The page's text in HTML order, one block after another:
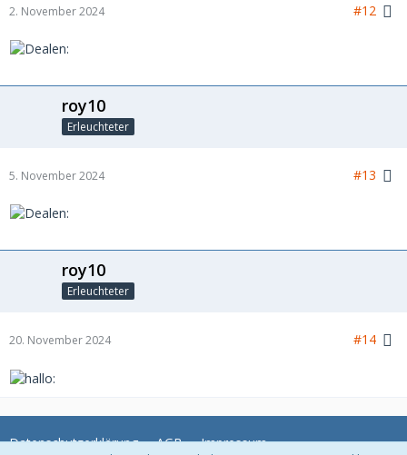
2. November 2024 #12
roy10
Erleuchteter
5. November 2024 #13
roy10
Erleuchteter
20. November 2024 #14
Datenschutzerklärung AGB Impressum